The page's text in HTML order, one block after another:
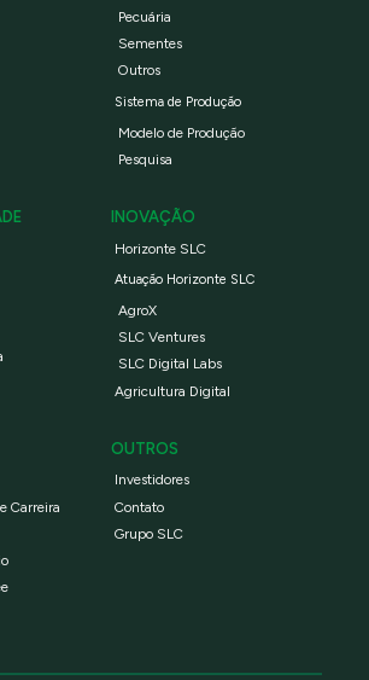
Pecuária
Sementes
Outros
Sistema de Produção
Modelo de Produção
Pesquisa
INOVAÇÃO
Horizonte SLC
Atuação Horizonte SLC
AgroX
SLC Ventures
SLC Digital Labs
Agricultura Digital
Carreira
OUTROS
Investidores
Contato
Grupo SLC